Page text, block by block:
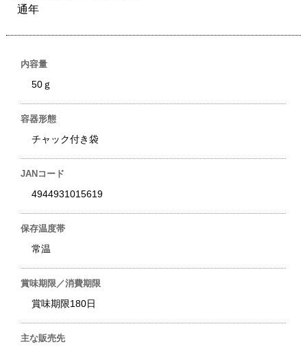
通年
内容量
50ｇ
容器形態
チャック付き袋
JANコード
4944931015619
保存温度帯
常温
賞味期限／消費期限
賞味期限180日
主な販売先